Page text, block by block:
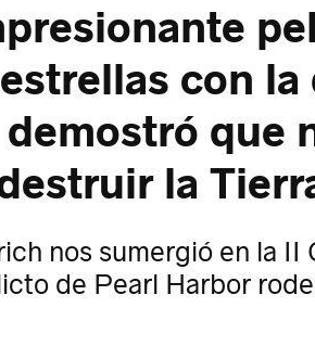
con la
que
la
nos sumergió en la II
de Pearl Harbor